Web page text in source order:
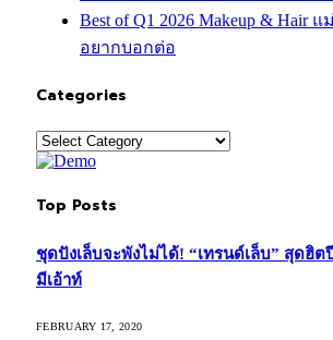
Best of Q1 2026 Makeup & Hair
อยากบอกต่อ
Categories
Categories
Top Posts
ชุดปังเล็บจะพังไม่ได้! “เทรนด์เล็บ” สุดฮิต
มีเอ้าท์
FEBRUARY 17, 2020